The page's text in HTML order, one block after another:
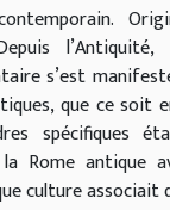
s’est
que ce soit
spécifiques
Rome antique
culture associait